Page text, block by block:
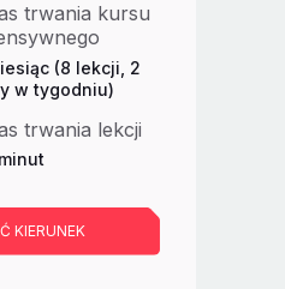
trwania kursu
(8 lekcji, 2
w tygodniu)
trwania lekcji
KIERUNEK